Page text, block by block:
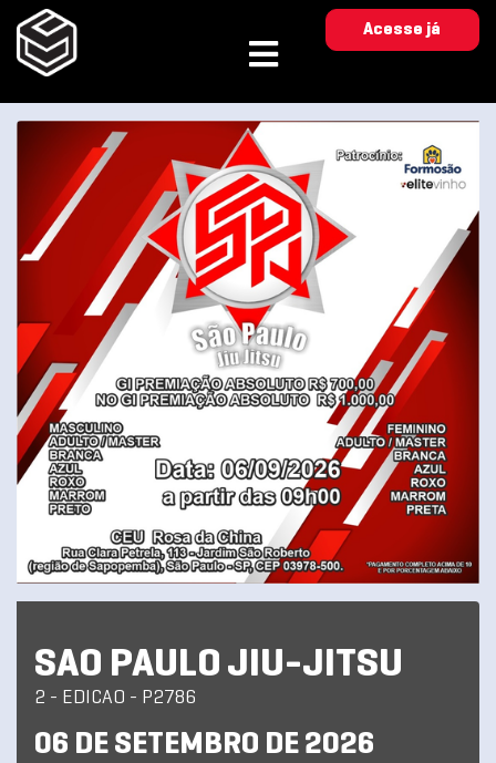
Acesse já
SAO PAULO JIU-JITSU
2 - EDICAO - P2786
06 DE SETEMBRO DE 2026